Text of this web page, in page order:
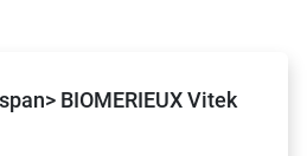
BIOMERIEUX Vitek